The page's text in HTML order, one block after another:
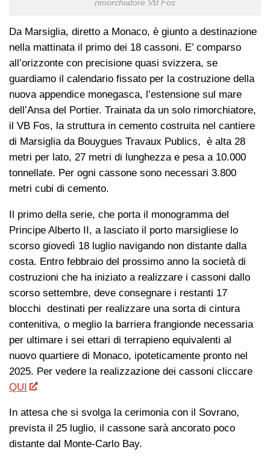
rimorchiatore VB Fos
Da Marsiglia, diretto a Monaco, è giunto a destinazione
nella mattinata il primo dei 18 cassoni. E’ comparso
all’orizzonte con precisione quasi svizzera, se
guardiamo il calendario fissato per la costruzione della
nuova appendice monegasca, l’estensione sul mare
dell’Ansa del Portier. Trainata da un solo rimorchiatore,
il VB Fos, la struttura in cemento costruita nel cantiere
di Marsiglia da Bouygues Travaux Publics, è alta 28
metri per lato, 27 metri di lunghezza e pesa a 10.000
tonnellate. Per ogni cassone sono necessari 3.800
metri cubi di cemento.
Il primo della serie, che porta il monogramma del
Principe Alberto II, a lasciato il porto marsigliese lo
scorso giovedì 18 luglio navigando non distante dalla
costa. Entro febbraio del prossimo anno la società di
costruzioni che ha iniziato a realizzare i cassoni dallo
scorso settembre, deve consegnare i restanti 17
blocchi destinati per realizzare una sorta di cintura
contenitiva, o meglio la barriera frangionde necessaria
per ultimare i sei ettari di terrapieno equivalenti al
nuovo quartiere di Monaco, ipoteticamente pronto nel
2025. Per vedere la realizzazione dei cassoni cliccare
QUI
In attesa che si svolga la cerimonia con il Sovrano,
prevista il 25 luglio, il cassone sarà ancorato poco
distante dal Monte-Carlo Bay.